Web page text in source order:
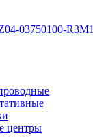
03750100-R3M1
центры